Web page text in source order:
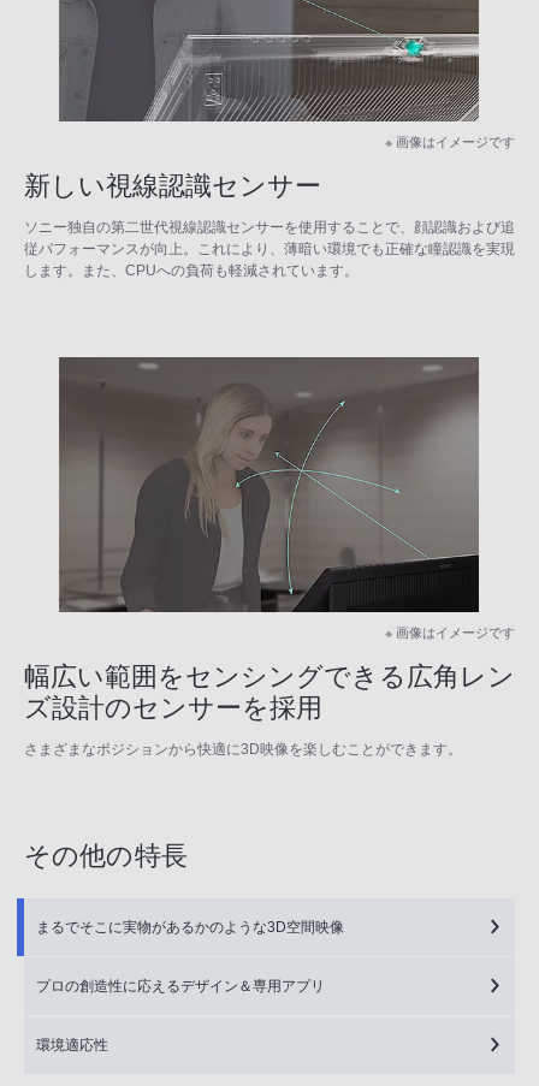
※ 画像はイメージです
新しい視線認識センサー
ソニー独自の第二世代視線認識センサーを使用することで、顔認識および追
従パフォーマンスが向上。これにより、薄暗い環境でも正確な瞳認識を実現
します。また、CPUへの負荷も軽減されています。
※ 画像はイメージです
幅広い範囲をセンシングできる広角レン
ズ設計のセンサーを採用
さまざまなポジションから快適に3D映像を楽しむことができます。
その他の特長
まるでそこに実物があるかのような3D空間映像
プロの創造性に応えるデザイン＆専用アプリ
環境適応性